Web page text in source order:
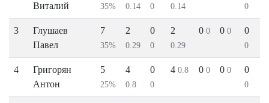
Виталий
35% 0.14 0 0.14 0
3
Глушаев
Павел
7
35%
2
0.29
0
0
2
0.29
0 0 0 0 0
0
4
Григорян
Антон
5
25%
4
0.8
0
0
4 0.8 0 0 0 0 0
0